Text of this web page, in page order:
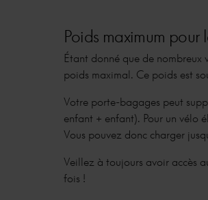
Poids maximum
Étant donné que de
poids maximal. Ce poids est
Votre porte-bagages peut
enfant + enfant). Pour un vélo
Vous pouvez donc charger
Veillez à toujours avoir accès
fois !